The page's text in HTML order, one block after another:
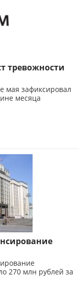
тревожности
мая зафиксировал
месяца
270 млн рублей за